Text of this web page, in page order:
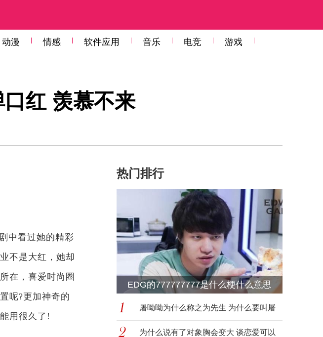
动漫 情感 软件应用 音乐 电竞 游戏
红 羡慕不来
中看过她的精彩
不是大红，她却
在，喜爱时尚圈
呢?更加神奇的
用很久了!
热门排行
EDG的777777777是什么梗什么意思
来源
屠呦呦为什么称之为先生 为什么要叫屠
呦呦
为什么说有了对象胸会变大 谈恋爱可以